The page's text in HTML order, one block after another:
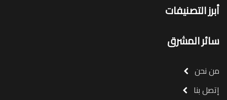
أبرز التصنيفات
سائر المشرق
من نحن
إتصل بنا